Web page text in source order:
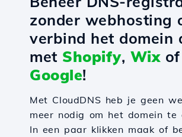
zonder webhosting
verbind het domein
met Shopify, Wixof
Google!
Met CloudDNS heb je geen
meer nodig om het domein te
In een paar klikken maak of